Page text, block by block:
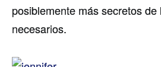
posiblemente más secretos
necesarios.